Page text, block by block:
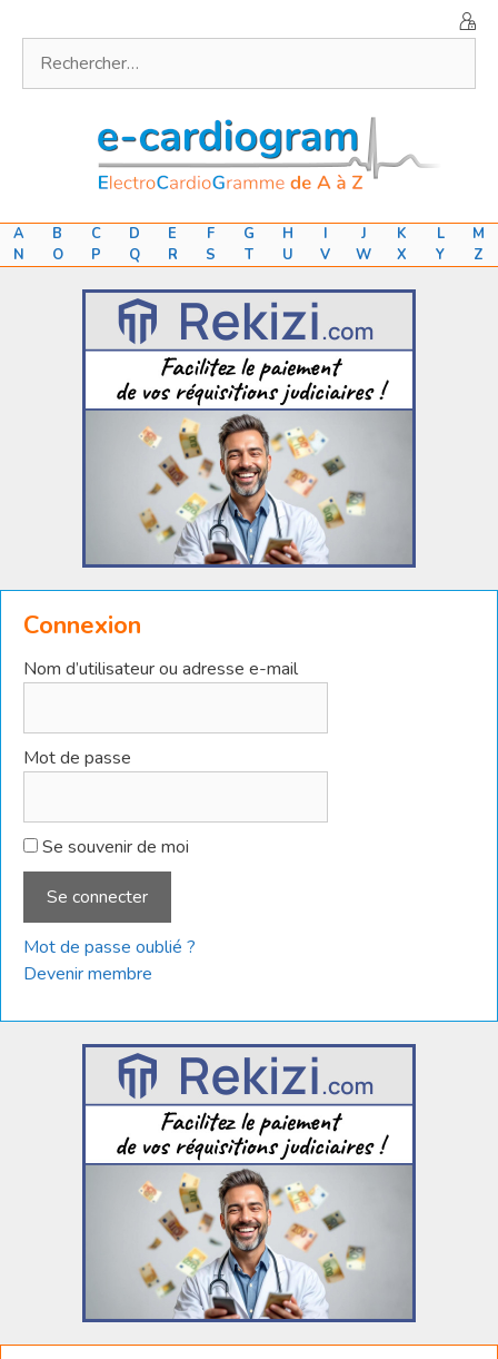
contenu
A B C D E F G H I J K L
M
N
O P Q R S T U V W X Y Z
Connexion
Nom d’utilisateur ou adresse e-mail
Mot de passe
Se souvenir de moi
Mot de passe oublié ?
Devenir membre